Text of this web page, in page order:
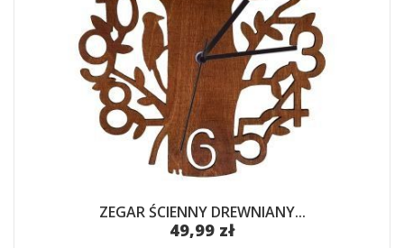
ZEGAR ŚCIENNY DREWNIANY...
49,99 zł